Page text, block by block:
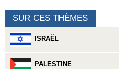
SUR CES THÈMES
ISRAËL
PALESTINE